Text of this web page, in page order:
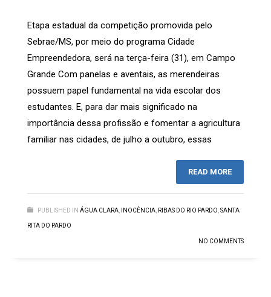
Etapa estadual da competição promovida pelo
Sebrae/MS, por meio do programa Cidade
Empreendedora, será na terça-feira (31), em Campo
Grande Com panelas e aventais, as merendeiras
possuem papel fundamental na vida escolar dos
estudantes. E, para dar mais significado na
importância dessa profissão e fomentar a agricultura
familiar nas cidades, de julho a outubro, essas
READ MORE
PUBLISHED IN ÁGUA CLARA, INOCÊNCIA, RIBAS DO RIO PARDO,SANTA
RITA DO PARDO
NO COMMENTS